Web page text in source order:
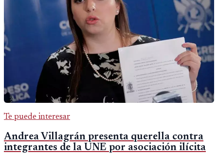
Te puede interesar
Andrea Villagrán presenta querella contra
integrantes de la UNE por asociación ilícita